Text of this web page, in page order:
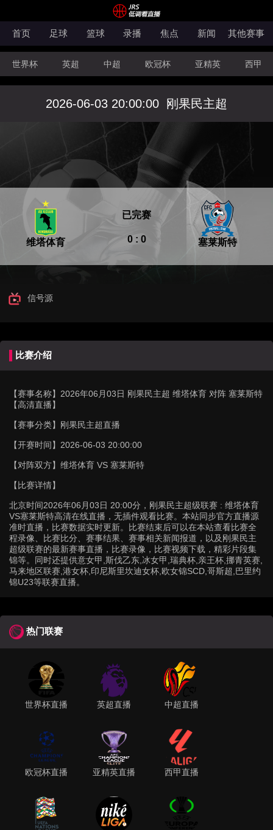
首页 足球 篮球 录播 焦点 新闻 其他赛事
世界杯 英超 中超 欧冠杯 亚精英 西甲
韩K联 法甲 科索沃超 意甲 世亚预 中甲
法罗超 日职联 NBA CBA
2026-06-03 20:00:00 刚果民主超
维塔体育 0 : 0
已完赛
塞莱斯特
信号源
比赛介绍
【赛事名称】 2026年06月03日 刚果民主超 维塔体育 对阵 塞莱斯特
【高清直播】
【赛事分类】 刚果民主超直播
【开赛时间】 2026-06-03 20:00:00
【对阵双方】 维塔体育 VS 塞莱斯特
【比赛详情】
北京时间2026年06月03日 20:00分，刚果民主超级联赛 : 维塔体育
VS塞莱斯特高清在线直播，无插件观看比赛。本站同步官方直播源
准时直播，比赛数据实时更新。比赛结束后可以在本站查看比赛全
程录像、比赛比分、赛事结果、赛事相关新闻报道，以及刚果民主
超级联赛的最新赛事直播，比赛录像，比赛视频下载，精彩片段集
锦等。同时还提供意女甲,斯伐乙东,冰女甲,瑞典杯,亲王杯,挪青英赛,
马来地区联赛,港女杯,印尼斯里坎迪女杯,欧女锦SCD,哥斯超,巴里约
锦U23等联赛直播。
热门联赛
世界杯直播 英超直播 中超直播
欧冠杯直播 亚精英直播 西甲直播